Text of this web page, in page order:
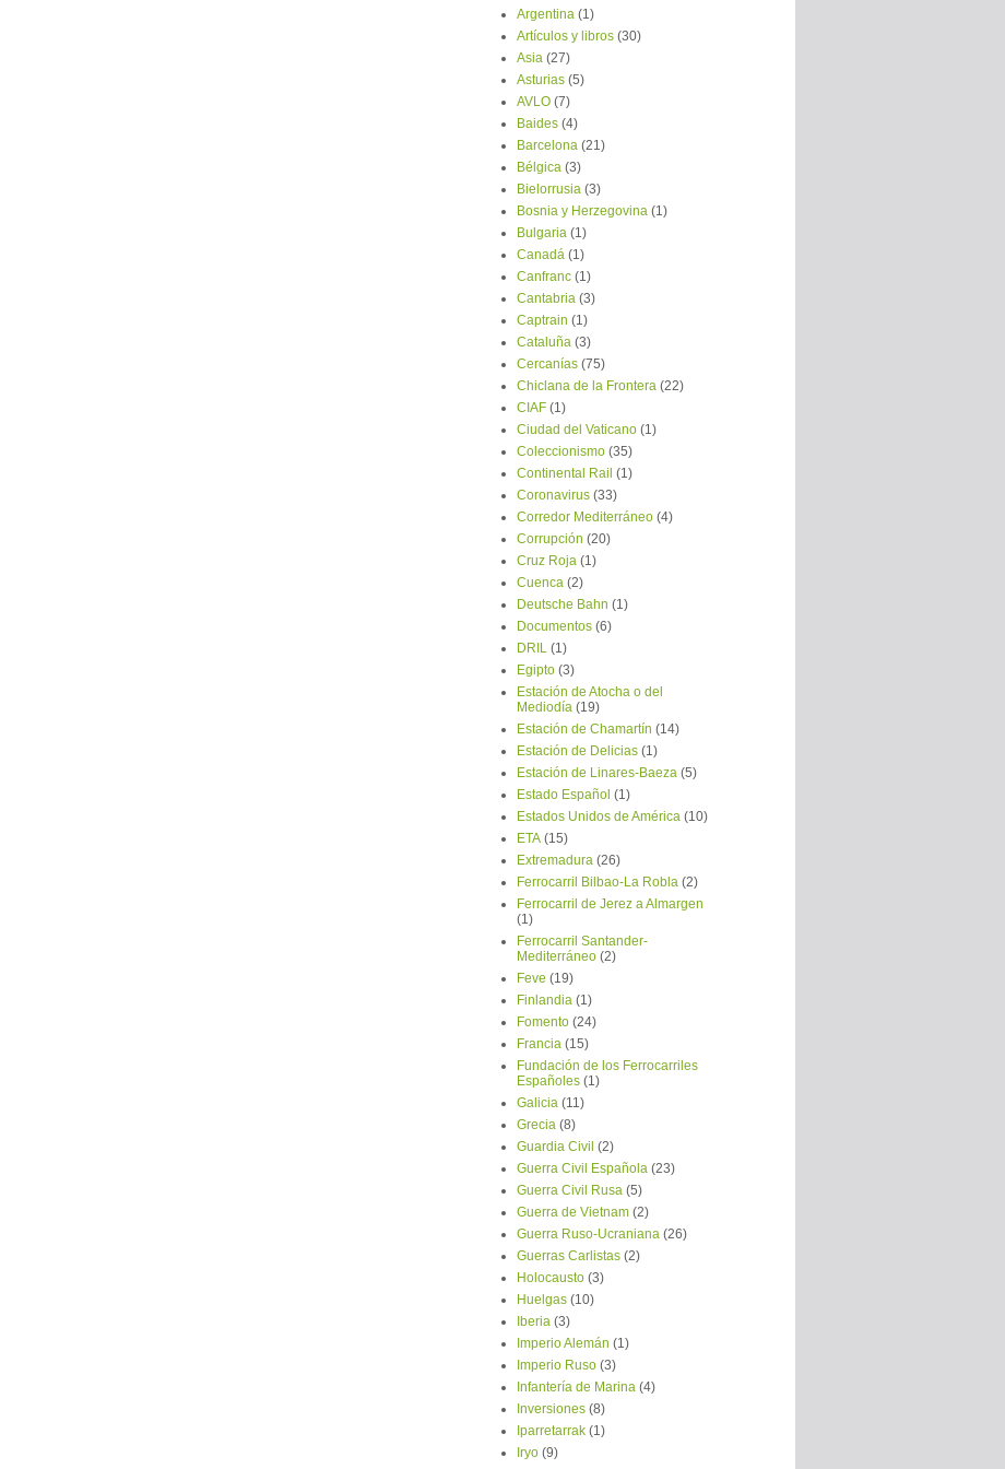
Argentina (1)
Artículos y libros (30)
Asia (27)
Asturias (5)
AVLO (7)
Baides (4)
Barcelona (21)
Bélgica (3)
Bielorrusia (3)
Bosnia y Herzegovina (1)
Bulgaria (1)
Canadá (1)
Canfranc (1)
Cantabria (3)
Captrain (1)
Cataluña (3)
Cercanías (75)
Chiclana de la Frontera (22)
CIAF (1)
Ciudad del Vaticano (1)
Coleccionismo (35)
Continental Rail (1)
Coronavirus (33)
Corredor Mediterráneo (4)
Corrupción (20)
Cruz Roja (1)
Cuenca (2)
Deutsche Bahn (1)
Documentos (6)
DRIL (1)
Egipto (3)
Estación de Atocha o del
Mediodía (19)
Estación de Chamartín (14)
Estación de Delicias (1)
Estación de Linares-Baeza (5)
Estado Español (1)
Estados Unidos de América (10)
ETA (15)
Extremadura (26)
Ferrocarril Bilbao-La Robla (2)
Ferrocarril de Jerez a Almargen
(1)
Ferrocarril Santander-
Mediterráneo (2)
Feve (19)
Finlandia (1)
Fomento (24)
Francia (15)
Fundación de los Ferrocarriles
Españoles (1)
Galicia (11)
Grecia (8)
Guardia Civil (2)
Guerra Civil Española (23)
Guerra Civil Rusa (5)
Guerra de Vietnam (2)
Guerra Ruso-Ucraniana (26)
Guerras Carlistas (2)
Holocausto (3)
Huelgas (10)
Iberia (3)
Imperio Alemán (1)
Imperio Ruso (3)
Infantería de Marina (4)
Inversiones (8)
Iparretarrak (1)
Iryo (9)